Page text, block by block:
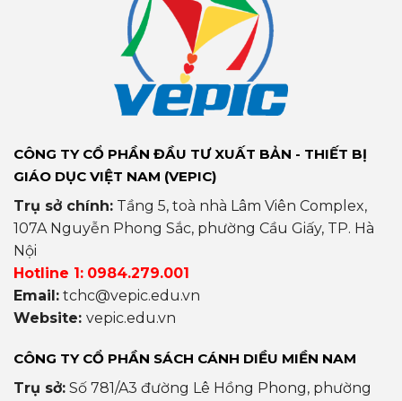
CÔNG TY CỔ PHẦN ĐẦU TƯ XUẤT BẢN - THIẾT BỊ
GIÁO DỤC VIỆT NAM (VEPIC)
Trụ sở chính: Tầng 5, toà nhà Lâm Viên Complex,
107A Nguyễn Phong Sắc, phường Cầu Giấy, TP. Hà
Nội
Hotline 1: 0984.279.001
Email: tchc@vepic.edu.vn
Website: vepic.edu.vn
CÔNG TY CỔ PHẦN SÁCH CÁNH DIỀU MIỀN NAM
Trụ sở: Số 781/A3 đường Lê Hồng Phong, phường